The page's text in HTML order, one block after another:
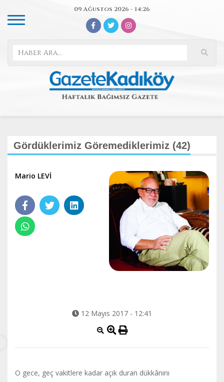
09 Ağustos 2026 - 14:26
Gördüklerimiz Göremediklerimiz (42)
Mario LEVİ
12 Mayıs 2017 - 12:41
O gece, geç vakitlere kadar açık duran dükkânını